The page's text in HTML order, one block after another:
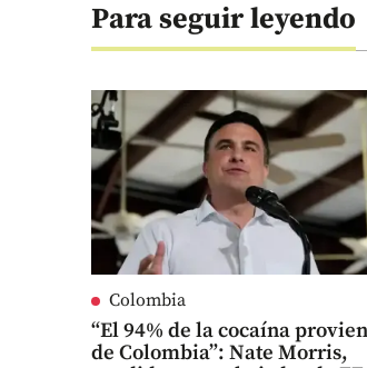
Para seguir leyendo
Colombia
“El 94% de la cocaína
de Colombia”: Nate Morris,